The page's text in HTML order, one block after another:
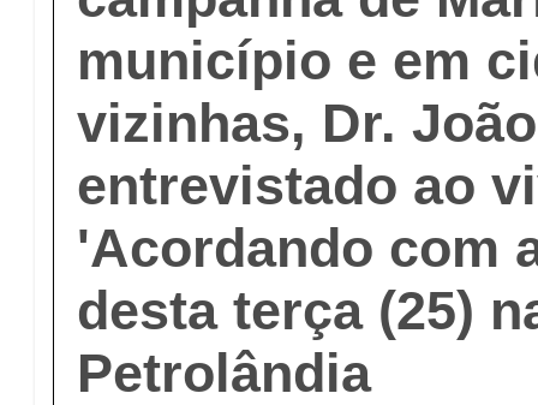
município e em
vizinhas, Dr.
entrevistado ao
'Acordando com
desta terça (25)
Petrolândia